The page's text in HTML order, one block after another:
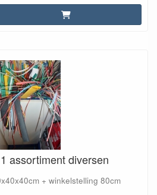
assortiment diversen
+ winkelstelling 80cm